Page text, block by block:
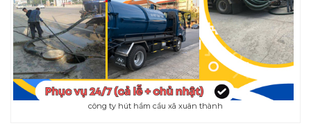
công ty hút hầm cầu xã xuân thành